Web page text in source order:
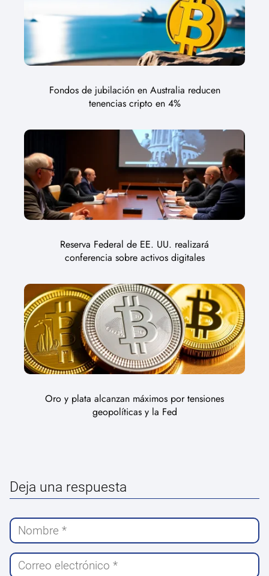
Fondos de jubilación en Australia reducen
tenencias cripto en 4%
Reserva Federal de EE. UU. realizará
conferencia sobre activos digitales
Oro y plata alcanzan máximos por tensiones
geopolíticas y la Fed
Deja una respuesta